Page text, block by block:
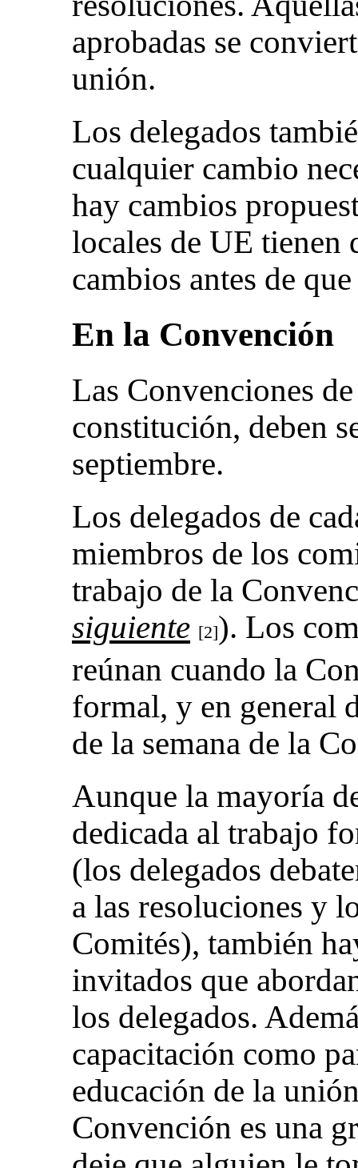
aprobadas se
unión.
Los delegados
cualquier cambio
hay cambios
locales de UE tienen
cambios antes de
En la Convención
Las Convenciones
constitución, deben
septiembre.
Los delegados de
miembros de los
trabajo de la
siguiente [2]). Los
reúnan cuando la
formal, y en general
de la semana de la
Aunque la mayoría
dedicada al trabajo
(los delegados
a las resoluciones y
Comités), también
invitados que
los delegados.
capacitación como
educación de la
Convención es una